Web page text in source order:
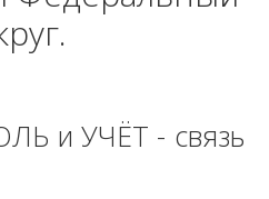
и УЧЁТ - связь